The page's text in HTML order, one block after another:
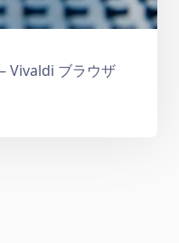
Vivaldi ブラウザ